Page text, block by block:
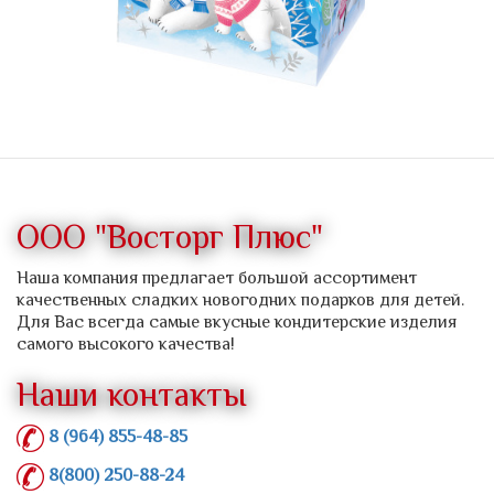
ООО "Восторг Плюс"
Наша компания предлагает большой ассортимент
качественных сладких новогодних подарков для детей.
Для Вас всегда самые вкусные кондитерские изделия
самого высокого качества!
Наши контакты
8 (964) 855-48-85
8(800) 250-88-24